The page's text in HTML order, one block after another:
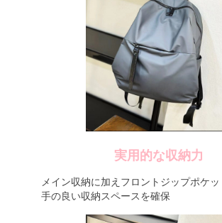
実用的な収納力
メイン収納に加えフロントジップポケ
手の良い収納スペースを確保